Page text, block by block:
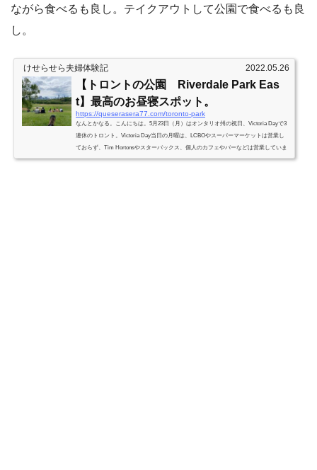
ながら食べるも良し。テイクアウトして公園で食べるも良
し。
けせらせら夫婦体験記 2022.05.26
【トロントの公園 Riverdale Park Eas
t】最高のお昼寝スポット。
https://queserasera77.com/toronto-park
なんとかなる。こんにちは。5月23日（月）はオンタリオ州の祝日、Victoria Dayで3
連休のトロント。Victoria Day当日の月曜は、LCBOやスーパーマーケットは営業し
ておらず、Tim Hortonsやスターバックス、個人のカフェやバーなどは営業していま
した。祝日で二人とも休みの月曜だったので、近くの公園に気分転換をしに行くこ